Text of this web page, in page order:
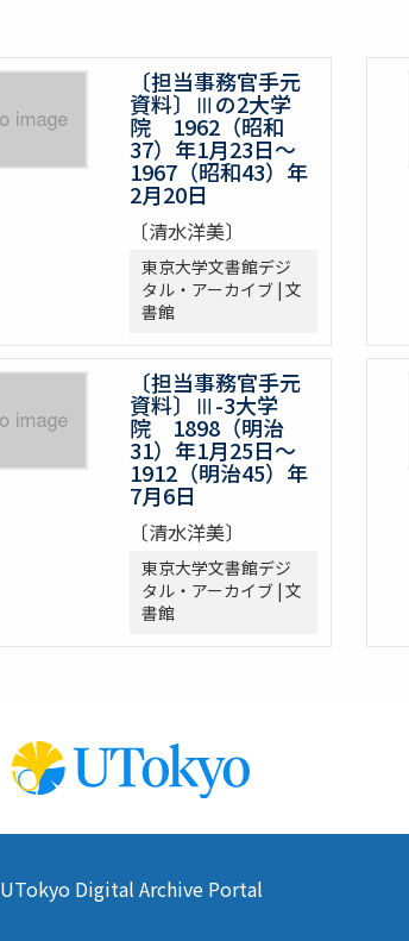
〔担当事務官手元
資料〕Ⅲの2大学
院 1962（昭和
37）年1月23日～
1967（昭和43）年
2月20日
〔清水洋美〕
東京大学文書館デジ
タル・アーカイブ | 文
書館
〔担当事務官手元
資料〕Ⅲ-3大学
院 1898（明治
31）年1月25日～
1912（明治45）年
7月6日
〔清水洋美〕
東京大学文書館デジ
タル・アーカイブ | 文
書館
UTokyo Digital Archive Portal